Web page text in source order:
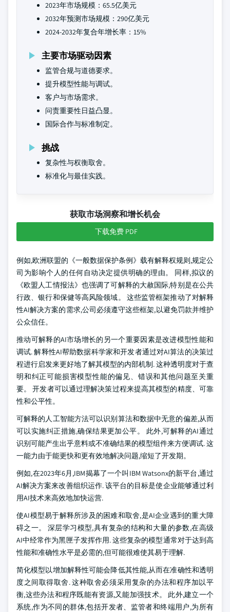
2023年市场规模：65.5亿美元
2032年预测市场规模：290亿美元
2024-2032年复合年增长率：15%
主要市场驱动因素
监管合规与道德要求。
提升模型性能与调试。
客户与市场需求。
问责重要性日益凸显。
国际合作与标准制定。
挑战
复杂性与权衡取舍。
标准化与最佳实践。
获取市场洞察和增长机会
下载免费 PDF
例如,欧洲联盟的《一般数据保护条例》载有解释权规则,规定公
司为影响个人的任何自动决定提供明确的理由。 同样,拟议的
《欧盟人工情报法》也强调了可解释的大赦国际,特别是在公共
行政、银行和保健等高风险领域。 这些监管框架推动了对解释
性AI解决方案的需求,公司必须遵守这些框架,以避免罚款并维护
公众信任。
推动可解释的AI市场增长的另一个重要因素是改进模型性能和
调试. 解释性AI帮助数据科学家和开发者通过对AI算法的决策过
程进行启发来更好地了解其模型的内部机制. 这种透明度对于查
明和纠正可能损害模型性能的偏见、错误和其他问题至关重
要。 开发者可以通过理解决策过程来提高其模型的精度、可靠
性和公平性。
可解释的人工智能方法可以识别算法和数据中无意的偏差,从而
可以实施纠正措施,确保结果更加公平。 此外,可解释的AI通过
识别可能产生出乎意料或不准确结果的模型组件来方便调试. 这
一能力由于能更快和更有效地解决问题,缩短了开发期。
例如,在2023年6月,IBM揭幕了一个叫IBM Watsonx的新平台,通过
AI解决方案来改善组织运作. 该平台的目标是使企业能够通过利
用AI技术来高效地加快运营.
使AI模型易于解释所涉及的困难和取舍,是AI企业遇到的重大障
碍之一。 深层学习模型,具有复杂的结构和大量的参数,在高级
AI中经常作为黑匣子发挥作用. 这些复杂的模型通常对于达到高
性能和准确性水平是必需的,但可能很难使其易于理解.
简化模型以增加解释性可能会降低其性能,从而在准确性和透明
度之间取得取舍. 这种取舍必须采用复杂的办法和程序加以平
衡,这些办法和程序既能有资源,又能加强技术。 此外,建立一个
系统,作为不同的群体,包括开发者、监管者和终端用户,为所有